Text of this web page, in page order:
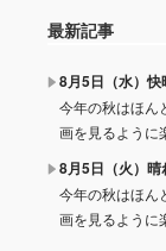
最新記事
8月5日（水）快
今年の秋はほん
画を見るよう
8月5日（火）晴
今年の秋はほん
画を見るよう